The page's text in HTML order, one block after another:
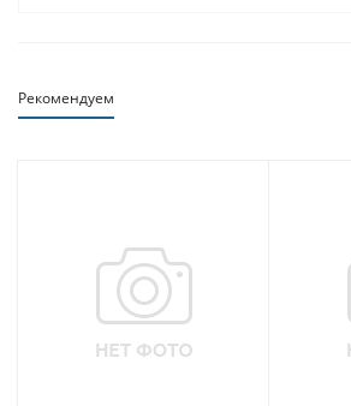
Рекомендуем